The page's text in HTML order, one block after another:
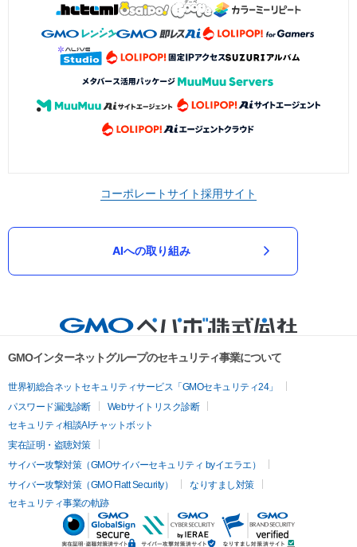
コーポレートサイト採用サイト
AIへの取り組み
GMOインターネットグループのセキュリティ事業について
世界初総合ネットセキュリティサービス「GMOセキュリティ24」
パスワード漏洩診断
Webサイトリスク診断
セキュリティ相談AIチャットボット
実在証明・盗聴対策
サイバー攻撃対策（GMOサイバーセキュリティ byイエラエ）
サイバー攻撃対策（GMO Flatt Security）
なりすまし対策
セキュリティ事業の軌跡